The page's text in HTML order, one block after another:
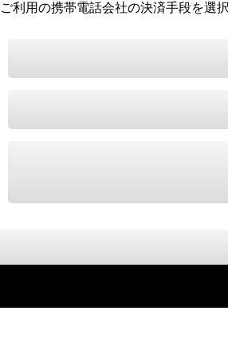
ご利用の携帯電話会社の決済手段を選